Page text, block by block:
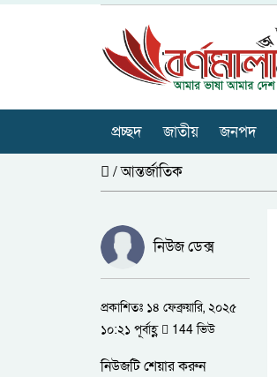
প্রচ্ছদ জাতীয় জনপদ
/আন্তর্জাতিক
নিউজ ডেক্স
প্রকাশিতঃ ১৪ ফেব্রুয়ারি, ২০২৫
১০:২১ পূর্বাহ্ণ
144 ভিউ
নিউজটি শেয়ার করুন